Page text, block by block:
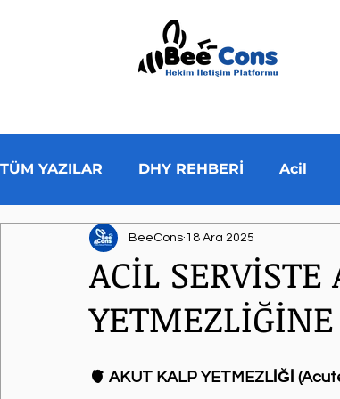
TÜM YAZILAR DHY REHBERİ Acil
Aile Hekimliği Spot Bilgi
ACİL SERVİSTE
BeeCons 18 Ara 2025
🫀 AKUT KALP YETMEZLİĞİ